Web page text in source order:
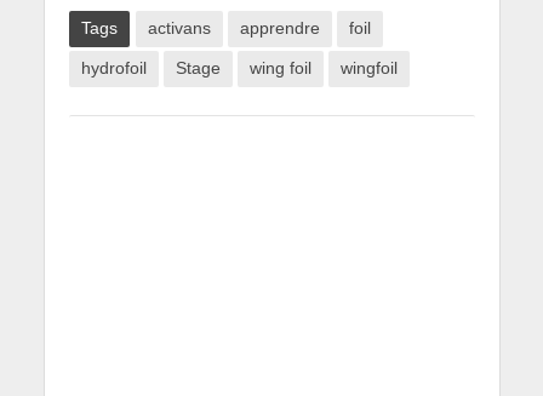
Tags activans apprendre foil
hydrofoil Stage wing foil wingfoil